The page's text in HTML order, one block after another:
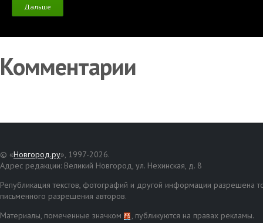
Дальше
Комментарии
© «Новгород.ру», 1997-2026.
Адрес редакции: Великий Новгород, ул. Нехинская, д. 8
Републикация текстов, фотографий и другой информации разрешена
письменного разрешения авторов.
Материалы, помеченные значком
, публикуются на правах рекламы.